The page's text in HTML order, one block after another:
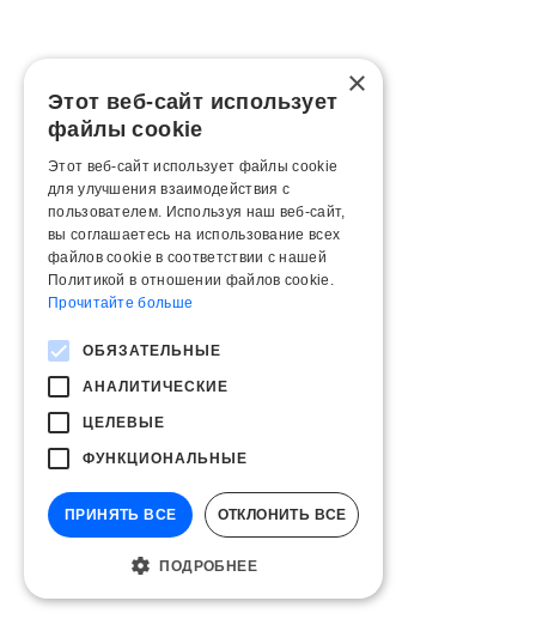
×
Этот веб-сайт использует
файлы cookie
Этот веб-сайт использует файлы cookie
для улучшения взаимодействия с
пользователем. Используя наш веб-сайт,
вы соглашаетесь на использование всех
файлов cookie в соответствии с нашей
Политикой в ​​отношении файлов cookie.
Прочитайте больше
ОБЯЗАТЕЛЬНЫЕ
АНАЛИТИЧЕСКИЕ
ЦЕЛЕВЫЕ
ФУНКЦИОНАЛЬНЫЕ
ПРИНЯТЬ ВСЕ ОТКЛОНИТЬ ВСЕ
ПОДРОБНЕЕ